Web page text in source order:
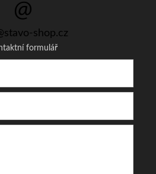
shop.cz
formulář